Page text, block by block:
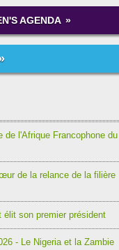
AGENDA
de l'Afrique Francophone du
de la relance de la filière
élit son premier président
- Le Nigeria et la Zambie